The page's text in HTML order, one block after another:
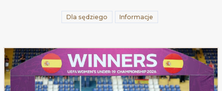
Dla sędziego Informacje